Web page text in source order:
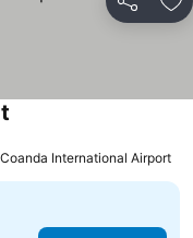
Partilhar
International Airport